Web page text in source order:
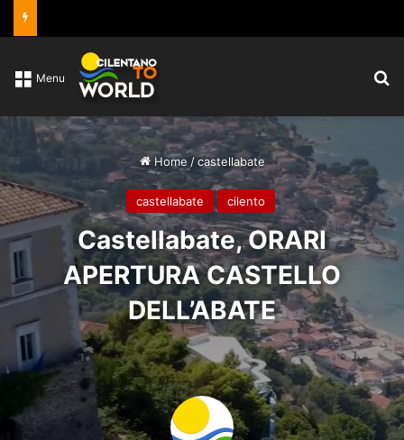
Menu
Home /castellabate
castellabate cilento
Castellabate, ORARI
APERTURA CASTELLO
DELL’ABATE